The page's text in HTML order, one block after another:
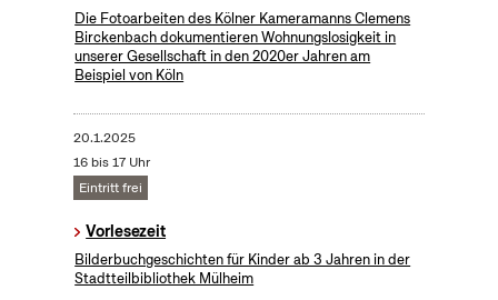
Die Fotoarbeiten des Kölner Kameramanns Clemens
Birckenbach dokumentieren Wohnungslosigkeit in
unserer Gesellschaft in den 2020er Jahren am
Beispiel von Köln
20.1.2025
16 bis 17 Uhr
Eintritt frei
Vorlesezeit
Bilderbuchgeschichten für Kinder ab 3 Jahren in der
Stadtteilbibliothek Mülheim